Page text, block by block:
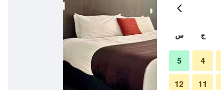
ج س
4
5
11
12